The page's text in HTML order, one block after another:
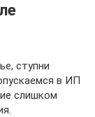
ступни
в ИП
слишком